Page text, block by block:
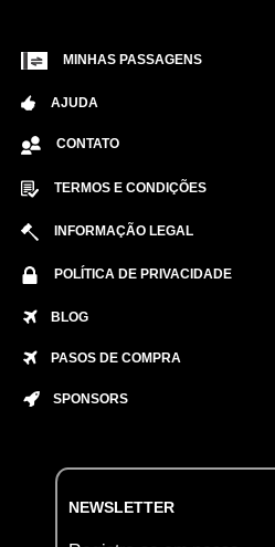
MINHAS PASSAGENS
AJUDA
CONTATO
TERMOS E CONDIÇÕES
INFORMAÇÃO LEGAL
POLÍTICA DE PRIVACIDADE
BLOG
PASOS DE COMPRA
SPONSORS
NEWSLETTER